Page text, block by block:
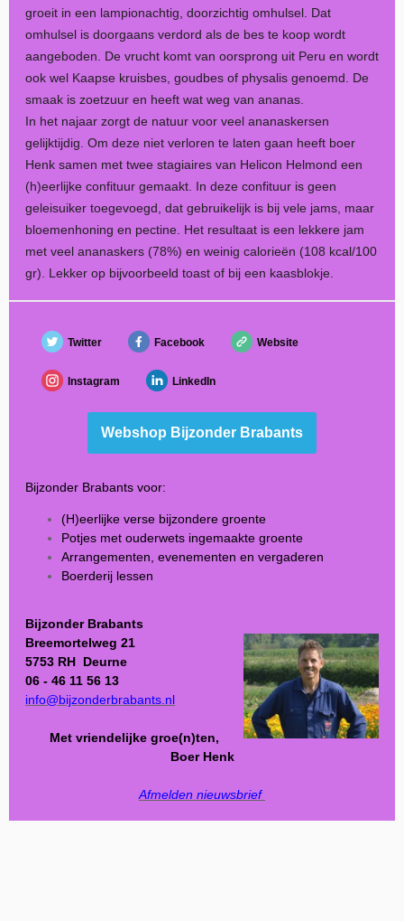
groeit in een lampionachtig, doorzichtig omhulsel. Dat
omhulsel is doorgaans verdord als de bes te koop wordt
aangeboden. De vrucht komt van oorsprong uit Peru en wordt
ook wel Kaapse kruisbes, goudbes of physalis genoemd. De
smaak is zoetzuur en heeft wat weg van ananas.
In het najaar zorgt de natuur voor veel ananaskersen
gelijktijdig. Om deze niet verloren te laten gaan heeft boer
Henk samen met twee stagiaires van Helicon Helmond een
(h)eerlijke confituur gemaakt. In deze confituur is geen
geleisuiker toegevoegd, dat gebruikelijk is bij vele jams, maar
bloemenhoning en pectine. Het resultaat is een lekkere jam
met veel ananaskers (78%) en weinig calorieën (108 kcal/100
gr). Lekker op bijvoorbeeld toast of bij een kaasblokje.
Twitter Facebook Website
Instagram LinkedIn
Webshop Bijzonder Brabants
Bijzonder Brabants voor:
(H)eerlijke verse bijzondere groente
Potjes met ouderwets ingemaakte groente
Arrangementen, evenementen en vergaderen
Boerderij lessen
Bijzonder Brabants
Breemortelweg 21
5753 RH Deurne
06 - 46 11 56 13
info@bijzonderbrabants.nl
Met vriendelijke groe(n)ten,
Boer Henk
Afmelden nieuwsbrief